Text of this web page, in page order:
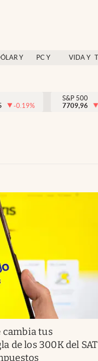
Y
PC Y
VIDA Y
México
-0.19%
S&P 500
7709,96
cambia tus
de los 300K del SAT